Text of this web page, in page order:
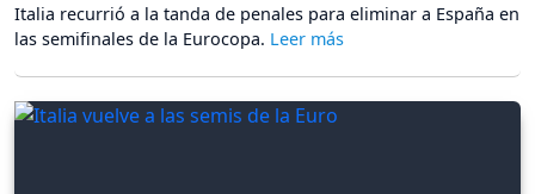
Italia recurrió a la tanda de penales para eliminar a España en
las semifinales de la Eurocopa.